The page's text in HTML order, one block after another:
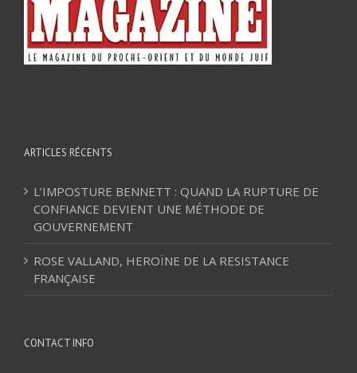
ARTICLES RÉCENTS
L’IMPOSTURE BENNETT : QUAND LA RUPTURE DE
CONFIANCE DEVIENT UNE MÉTHODE DE
GOUVERNEMENT
ROSE VALLAND, HEROÏNE DE LA RESISTANCE
FRANÇAISE
CONTACT INFO